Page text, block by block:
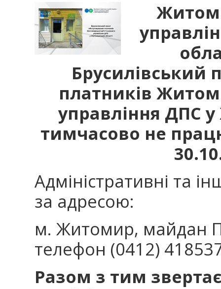
Брусилівський
платників
управління ДПС
тимчасово не
Адміністративні та
за адресою:
м. Житомир, майдан
телефон (0412)
Разом з тим